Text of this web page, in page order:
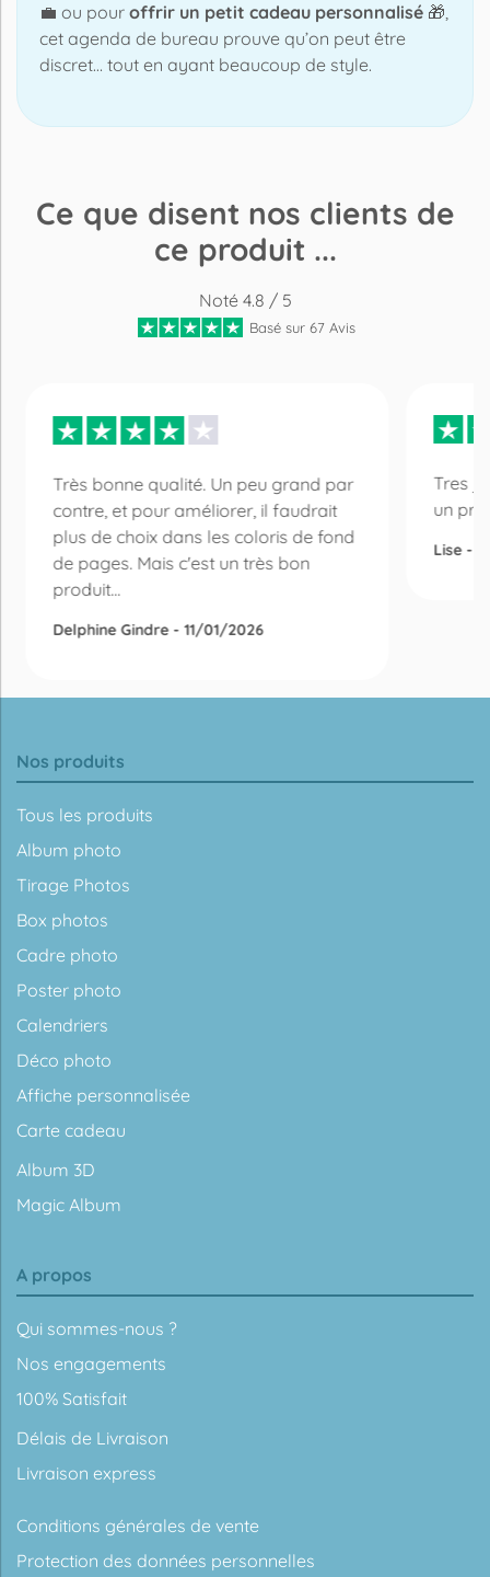
💼 ou pour offrir un petit cadeau personnalisé 🎁,
cet agenda de bureau prouve qu’on peut être
discret… tout en ayant beaucoup de style.
Ce que disent nos clients de
ce produit ...
Noté 4.8 / 5
Basé sur 67 Avis
Très bonne qualité. Un peu grand par
contre, et pour améliorer, il faudrait
plus de choix dans les coloris de fond
de pages. Mais c'est un très bon
produit...
Delphine Gindre - 11/01/2026
Tres
un
Lise -
Nos produits
Tous les produits
Album photo
Tirage Photos
Box photos
Cadre photo
Poster photo
Calendriers
Déco photo
Affiche personnalisée
Carte cadeau
Album 3D
Magic Album
A propos
Qui sommes-nous ?
Nos engagements
100% Satisfait
Délais de Livraison
Livraison express
Conditions générales de vente
Protection des données personnelles